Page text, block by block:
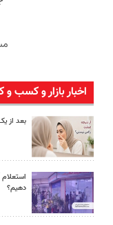
اخبار بازار و کسب و
بعد از
دهیم؟